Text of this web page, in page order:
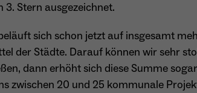
Stern ausgezeichnet.
sich schon jetzt auf insgesamt
der Städte. Darauf können wir sehr
dann erhöht sich diese Summe
zwischen 20 und 25 kommunale